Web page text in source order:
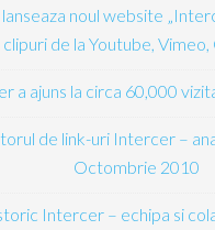
noul website
de la Youtube,
a ajuns la circa 60,000
de link-uri Intercer –
Octombrie 2010
Intercer – echipa si